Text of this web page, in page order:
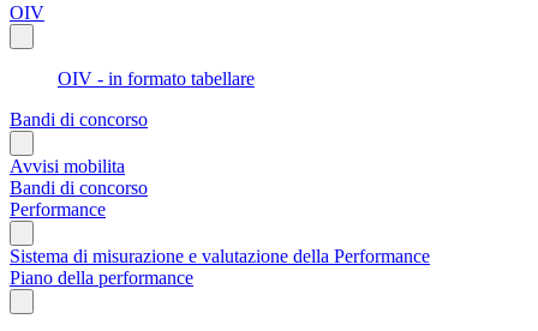
OIV
OIV - in formato tabellare
Bandi di concorso
Avvisi mobilita
Bandi di concorso
Performance
Sistema di misurazione e valutazione della Performance
Piano della performance